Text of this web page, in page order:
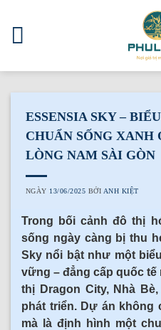
content
ESSENSIA SKY –
CHUẨN SỐNG XANH
LÒNG NAM SÀI GÒN
NGÀY 13/06/2025 BỞI ANH KIỆT
Trong bối cảnh đô thị
sống ngày càng bị thu
Sky nổi bật như một
vững – đẳng cấp quốc tế
thị Dragon City, Nhà
phát triển. Dự án không
mà là định hình một